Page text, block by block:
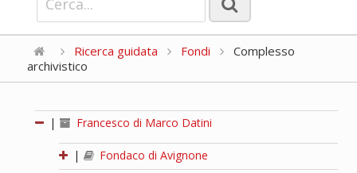
Ricerca guidata Fondi
Complesso
archivistico
| Francesco di Marco Datini
|
Fondaco di Avignone